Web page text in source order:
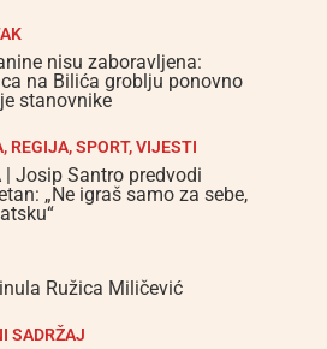
nisu zaboravljena:
na Bilića groblju ponovno
stanovnike
, REGIJA,SPORT,VIJESTI
| Josip Santro predvodi
„Ne igraš samo za sebe,
Ružica Miličević
SADRŽAJ